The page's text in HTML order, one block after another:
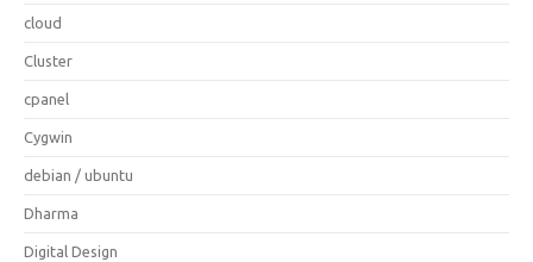
cloud
Cluster
cpanel
Cygwin
debian / ubuntu
Dharma
Digital Design